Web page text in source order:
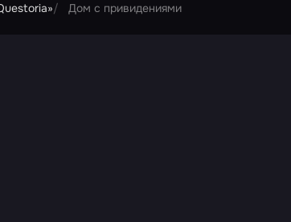
Дом с привидениями